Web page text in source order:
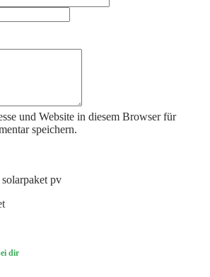
und Website in diesem Browser für
speichern.
dir